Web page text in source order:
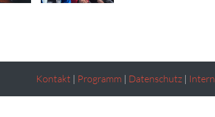
Kontakt | Programm | Datenschutz | Intern